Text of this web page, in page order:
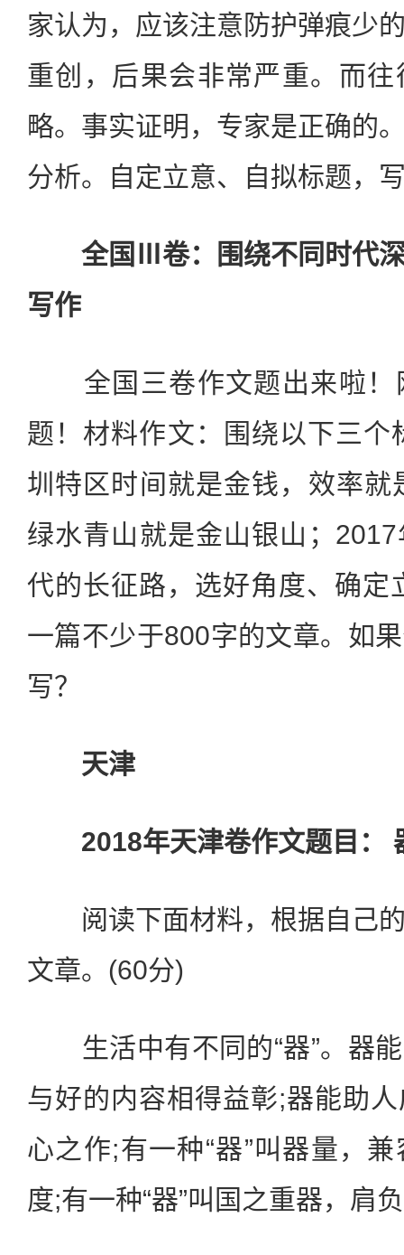
家认为，应该注意防护弹痕少
重创，后果会非常严重。而
略。事实证明，专家是正确的
分析。自定立意、自拟标题，
全国Ⅲ卷：围绕不同时代
写作
全国三卷作文题出来啦！
题！材料作文：围绕以下三个
圳特区时间就是金钱，效率就
绿水青山就是金山银山；
代的长征路，选好角度、确定
一篇不少于800字的文章。如
写？
天津
2018年天津卷作文题目：
阅读下面材料，根据自己的
文章。(60分)
生活中有不同的“器”。器能
与好的内容相得益彰;器能助
心之作;有一种“器”叫器量，
度;有一种“器”叫国之重器，